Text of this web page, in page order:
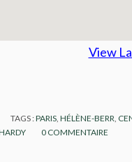
View
TAGS :PARIS,HÉLÈNE-BERR,
0 COMMENTAIRE